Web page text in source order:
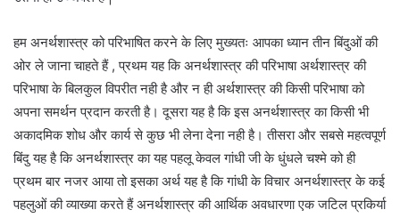
हम अनर्थशास्त्र को परिभाषित करने के लिए मुख्यतः आपका ध्यान तीन बिंदुओं की
ओर ले जाना चाहते हैं , प्रथम यह कि अनर्थशास्त्र की परिभाषा अर्थशास्त्र की
परिभाषा के बिलकुल विपरीत नही है और न ही अर्थशास्त्र की किसी परिभाषा को
अपना समर्थन प्रदान करती है। दूसरा यह है कि इस अनर्थशास्त्र का किसी भी
अकादमिक शोध और कार्य से कुछ भी लेना देना नही है। तीसरा और सबसे महत्वपूर्ण
बिंदु यह है कि अनर्थशास्त्र का यह पहलू केवल गांधी जी के धुंधले चश्मे को ही
प्रथम बार नजर आया तो इसका अर्थ यह है कि गांधी के विचार अनर्थशास्त्र के कई
पहलुओं की व्याख्या करते हैं अनर्थशास्त्र की आर्थिक अवधारणा एक जटिल प्रकिर्या